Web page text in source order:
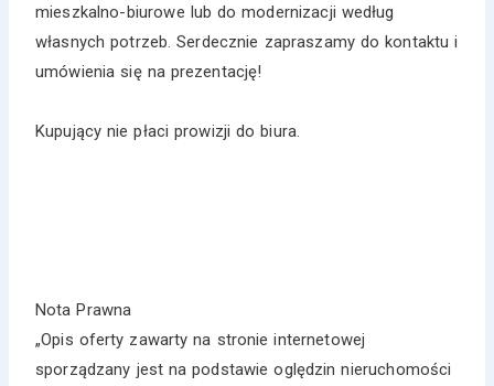
mieszkalno-biurowe lub do modernizacji według
własnych potrzeb. Serdecznie zapraszamy do kontaktu i
umówienia się na prezentację!
Kupujący nie płaci prowizji do biura.
Nota Prawna
„Opis oferty zawarty na stronie internetowej
sporządzany jest na podstawie oględzin nieruchomości